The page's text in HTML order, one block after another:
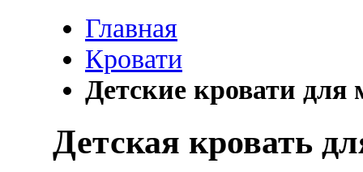
Главная
Кровати
Детские кровати для
Детская кровать